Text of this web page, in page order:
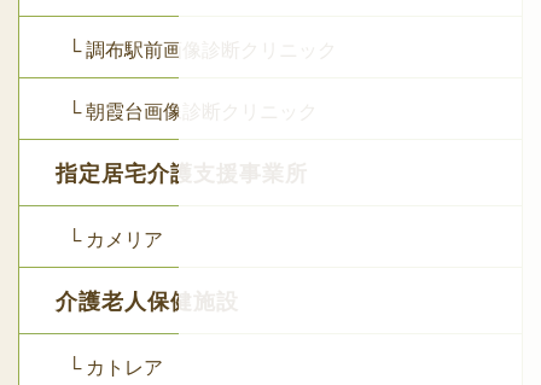
└ 調布駅前画像診断クリニック
└ 朝霞台画像診断クリニック
指定居宅介護支援事業所
└ カメリア
介護老人保健施設
└ カトレア